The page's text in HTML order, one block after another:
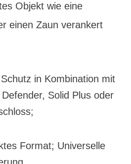
Objekt wie eine
einen Zaun verankert
in Kombination mit
Solid Plus oder
Format; Universelle